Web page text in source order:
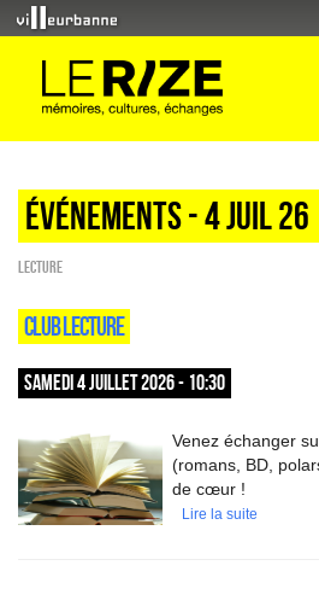
Événements - 4 Juil 26
Lecture
CLUB LECTURE
SAMEDI 4 JUILLET 2026 - 10:30
Venez échanger
(romans, BD,
de cœur !
Lire la suite